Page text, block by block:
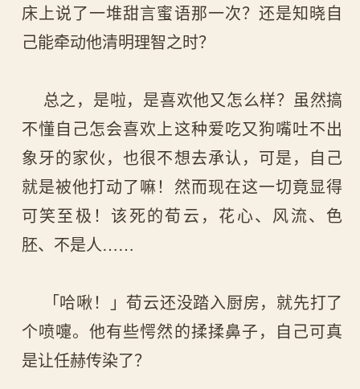
床上说了一堆甜言蜜语那一次？还是知晓自
己能牵动他清明理智之时？
总之，是啦，是喜欢他又怎么样？虽然搞
不懂自己怎会喜欢上这种爱吃又狗嘴吐不出
象牙的家伙，也很不想去承认，可是，自己
就是被他打动了嘛！然而现在这一切竟显得
可笑至极！该死的荀云，花心、风流、色
胚、不是人……
「哈啾！」荀云还没踏入厨房，就先打了
个喷嚏。他有些愕然的揉揉鼻子，自己可真
是让任赫传染了？